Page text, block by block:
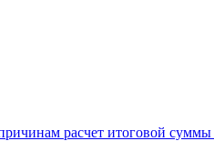
расчет итоговой суммы